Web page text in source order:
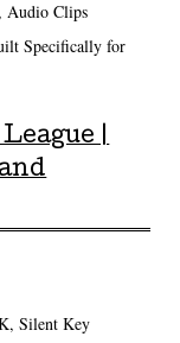
Audio Clips
Specifically for
|
Silent Key